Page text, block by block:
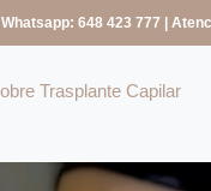
648 423 777 |
Trasplante Capilar